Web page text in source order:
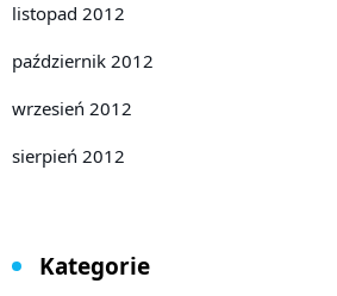
listopad 2012
październik 2012
wrzesień 2012
sierpień 2012
Kategorie